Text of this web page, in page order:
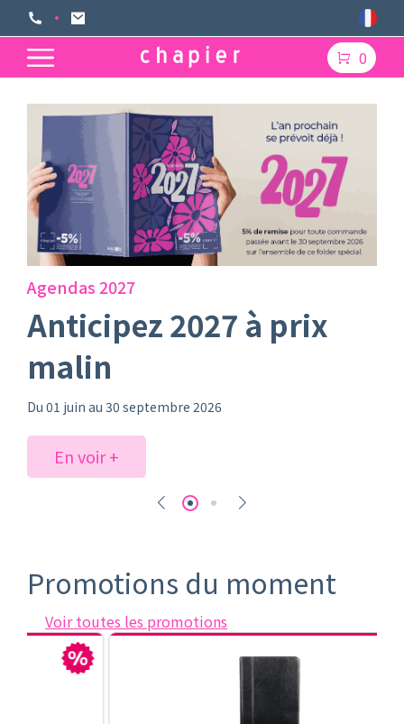
0
à prix Cashback
Promotions du moment
Voir toutes les promotions